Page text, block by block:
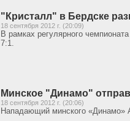
"Кристалл" в Бердске
18 сентября 2012 г. (20:09)
В рамках регулярного
7:1.
Минское "Динамо"
18 сентября 2012 г. (20:06)
Нападающий минского